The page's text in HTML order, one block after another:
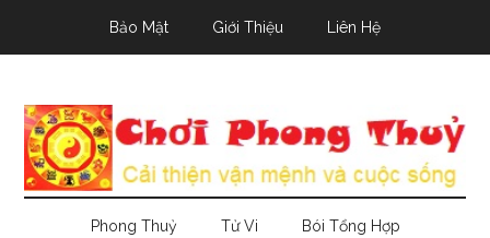
Bảo Mật Giới Thiệu Liên Hệ
Phong Thuỷ Tử Vi Bói Tổng Hợp